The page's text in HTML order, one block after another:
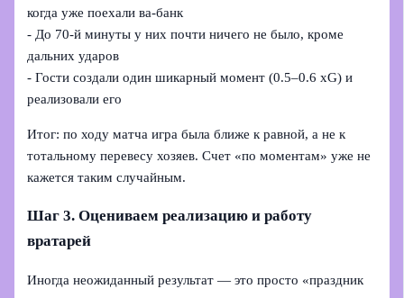
когда уже поехали ва-банк
- До 70‑й минуты у них почти ничего не было, кроме
дальних ударов
- Гости создали один шикарный момент (0.5–0.6 xG) и
реализовали его
Итог: по ходу матча игра была ближе к равной, а не к
тотальному перевесу хозяев. Счет «по моментам» уже не
кажется таким случайным.
Шаг 3. Оцениваем реализацию и работу
вратарей
Иногда неожиданный результат — это просто «праздник